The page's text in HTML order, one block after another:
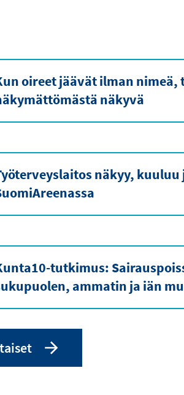
oireet jäävät ilman
näkyvä
näkyy,
tutkimus:
ammatin ja iän